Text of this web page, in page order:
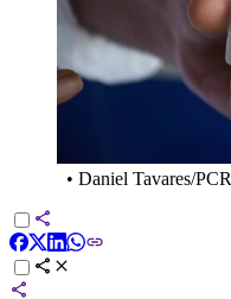
• Daniel Tavares/PCR